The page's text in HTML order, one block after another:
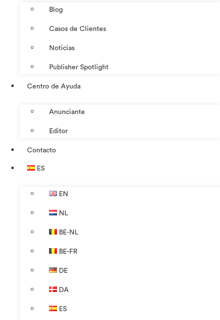
Blog
Casos de Clientes
Noticias
Publisher Spotlight
Centro de Ayuda
Anunciante
Editor
Contacto
ES
EN
NL
BE-NL
BE-FR
DE
DA
ES